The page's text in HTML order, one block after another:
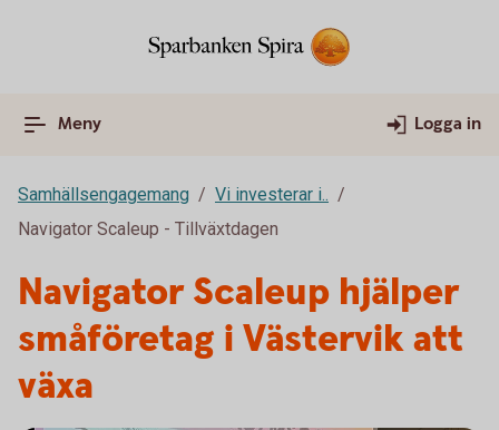
Meny Logga in
Samhällsengagemang
Vi investerar i..
Navigator Scaleup - Tillväxtdagen
Navigator Scaleup hjälper
småföretag i Västervik att
växa